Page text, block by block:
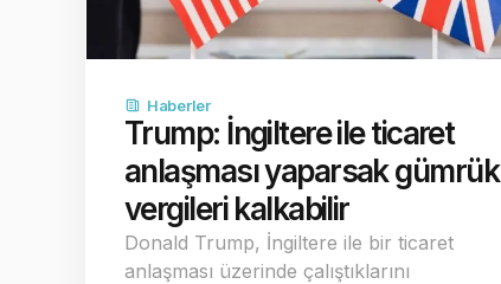
Haberler
Trump: İngiltere ile ticaret
anlaşması yaparsak gümrük
vergileri kalkabilir
Donald Trump, İngiltere ile bir ticaret
anlaşması üzerinde çalıştıklarını